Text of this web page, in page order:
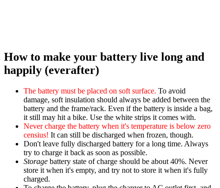
How to make your battery live long and
happily (everafter)
The battery must be placed on soft surface. To avoid
damage, soft insulation should always be added between the
battery and the frame/rack. Even if the battery is inside a bag,
it still may hit a bike. Use the white strips it comes with.
Never charge the battery when it's temperature is below zero
censius! It can still be discharged when frozen, though.
Don't leave fully discharged battery for a long time. Always
try to charge it back as soon as possible.
Storage battery state of charge should be about 40%. Never
store it when it's empty, and try not to store it when it's fully
charged.